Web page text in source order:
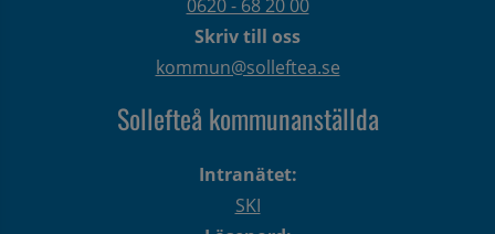
0620 - 68 20 00
Skriv till oss
kommun@solleftea.se
Sollefteå kommunanställda
Intranätet:
SKI